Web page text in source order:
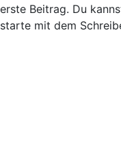
erste Beitrag. Du
starte mit dem